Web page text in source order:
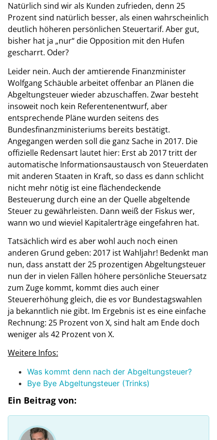
Natürlich sind wir als Kunden zufrieden, denn 25
Prozent sind natürlich besser, als einen wahrscheinlich
deutlich höheren persönlichen Steuertarif. Aber gut,
bisher hat ja „nur“ die Opposition mit den Hufen
gescharrt. Oder?
Leider nein. Auch der amtierende Finanzminister
Wolfgang Schäuble arbeitet offenbar an Plänen die
Abgeltungsteuer wieder abzuschaffen. Zwar besteht
insoweit noch kein Referentenentwurf, aber
entsprechende Pläne wurden seitens des
Bundesfinanzministeriums bereits bestätigt.
Angegangen werden soll die ganz Sache in 2017. Die
offizielle Redensart lautet hier: Erst ab 2017 tritt der
automatische Informationsaustausch von Steuerdaten
mit anderen Staaten in Kraft, so dass es dann schlicht
nicht mehr nötig ist eine flächendeckende
Besteuerung durch eine an der Quelle abgeltende
Steuer zu gewährleisten. Dann weiß der Fiskus wer,
wann wo und wieviel Kapitalerträge eingefahren hat.
Tatsächlich wird es aber wohl auch noch einen
anderen Grund geben: 2017 ist Wahljahr! Bedenkt man
nun, dass anstatt der 25 prozentigen Abgeltungsteuer
nun der in vielen Fällen höhere persönliche Steuersatz
zum Zuge kommt, kommt dies auch einer
Steuererhöhung gleich, die es vor Bundestagswahlen
ja bekanntlich nie gibt. Im Ergebnis ist es eine einfache
Rechnung: 25 Prozent von X, sind halt am Ende doch
weniger als 42 Prozent von X.
Weitere Infos:
Was kommt denn nach der Abgeltungsteuer?
Bye Bye Abgeltungsteuer (Trinks)
Ein Beitrag von: